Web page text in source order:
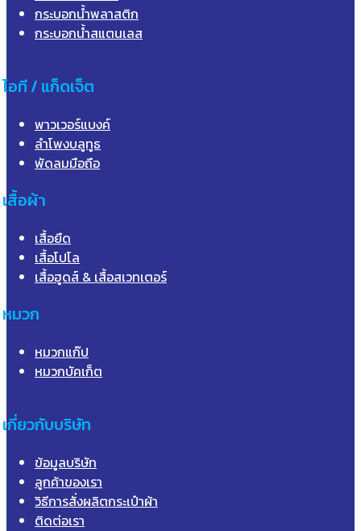
กระบอกน้ำพลาสติก
กระบอกน้ำสแตนเลส
ไอที / แก็ดเจ็ต
พาวเวอร์แบงค์
ลำโพงบลูทูธ
พัดลมมือถือ
เสื้อผ้า
เสื้อยืด
เสื้อโปโล
เสื้อฮูดส์ & เสื้อสเวทเตอร์
หมวก
หมวกแก๊ป
หมวกบัคเก็ต
เกี่ยวกับบริษัท
ข้อมูลบริษัท
ลูกค้าของเรา
วิธีการสั่งผลิตกระเป๋าผ้า
ติดต่อเรา